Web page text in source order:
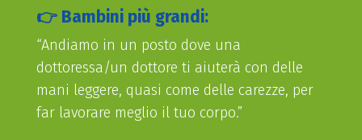
👉 Bambini più grandi:
“Andiamo in un posto dove una
dottoressa/un dottore ti aiuterà con delle
mani leggere, quasi come delle carezze, per
far lavorare meglio il tuo corpo.”